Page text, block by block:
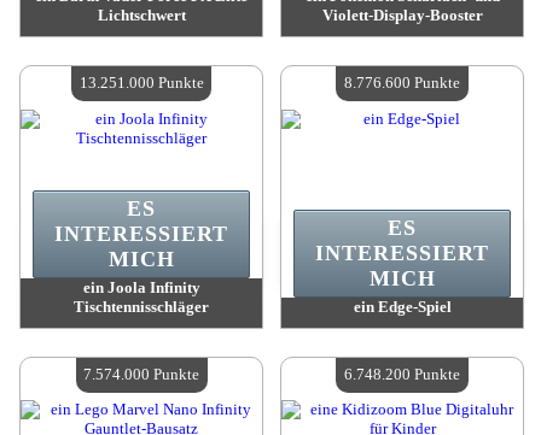
Lichtschwert
Verfügbare Menge:4
Violett-Display-Booster
Verfügbare Menge:4
ein Joola Infinity
Tischtennisschläger
Verfügbare Menge:4
ES
INTERESSIERT
MICH
13.251.000 Punkte
ein Edge-Spiel
Verfügbare Menge:4
ES
INTERESSIERT
MICH
8.776.600 Punkte
7.574.000 Punkte 6.748.200 Punkte